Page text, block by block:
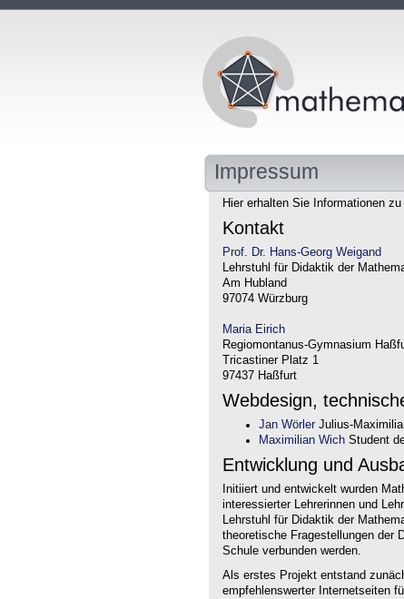
Impressum
Hier erhalten Sie Informationen
Kontakt
Prof. Dr. Hans-Georg Weigand
Lehrstuhl für Didaktik der
Am Hubland
97074 Würzburg
Maria Eirich
Regiomontanus-Gymnasium
Tricastiner Platz 1
97437 Haßfurt
Webdesign,
Jan Wörler Julius-
Maximilian Wich Student
Entwicklung und
Initiiert und entwickelt wurden
interessierter Lehrerinnen und
Lehrstuhl für Didaktik der
theoretische Fragestellungen der
Schule verbunden werden.
Als erstes Projekt entstand
empfehlenswerter Internetseiten